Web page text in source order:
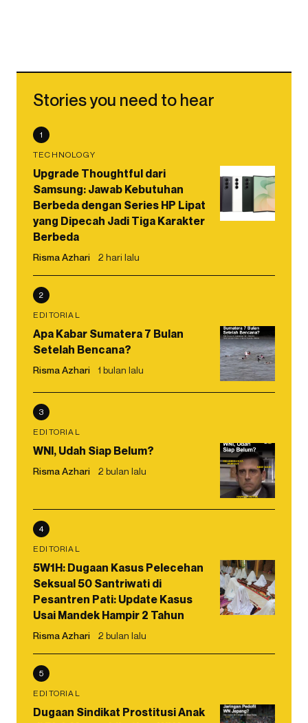
Stories you need to hear
1
TECHNOLOGY
Upgrade Thoughtful dari
Samsung: Jawab Kebutuhan
Berbeda dengan Series HP Lipat
yang Dipecah Jadi Tiga Karakter
Berbeda
Risma Azhari 2 hari lalu
2
EDITORIAL
Apa Kabar Sumatera 7 Bulan
Setelah Bencana?
Risma Azhari 1 bulan lalu
3
EDITORIAL
WNI, Udah Siap Belum?
Risma Azhari 2 bulan lalu
4
EDITORIAL
5W1H: Dugaan Kasus Pelecehan
Seksual 50 Santriwati di
Pesantren Pati: Update Kasus
Usai Mandek Hampir 2 Tahun
Risma Azhari 2 bulan lalu
5
EDITORIAL
Dugaan Sindikat Prostitusi Anak